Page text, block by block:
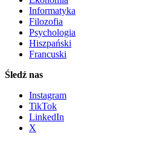
Informatyka
Filozofia
Psychologia
Hiszpański
Francuski
Śledź nas
Instagram
TikTok
LinkedIn
X